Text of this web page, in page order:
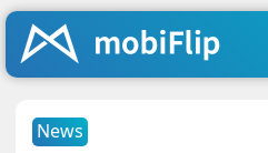
News